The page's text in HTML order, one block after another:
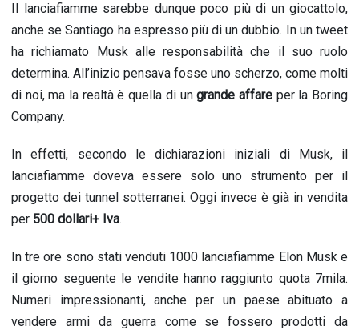
Il lanciafiamme sarebbe dunque poco più di un giocattolo,
anche se Santiago ha espresso più di un dubbio. In un tweet
ha richiamato Musk alle responsabilità che il suo ruolo
determina. All’inizio pensava fosse uno scherzo, come molti
di noi, ma la realtà è quella di ungrande affareper la Boring
Company.
In effetti, secondo le dichiarazioni iniziali di Musk, il
lanciafiamme doveva essere solo uno strumento per il
progetto dei tunnel sotterranei. Oggi invece è già in vendita
per 500 dollari+ Iva.
In tre ore sono stati venduti 1000 lanciafiamme Elon Musk e
il giorno seguente le vendite hanno raggiunto quota 7mila.
Numeri impressionanti, anche per un paese abituato a
vendere armi da guerra come se fossero prodotti da